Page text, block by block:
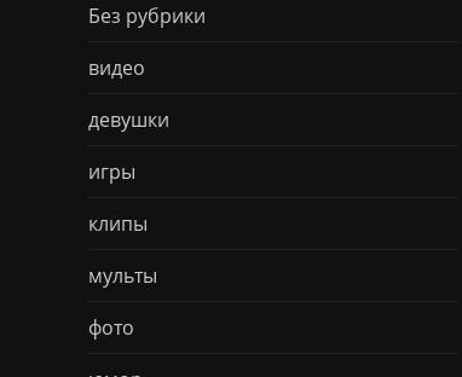
Без рубрики
видео
девушки
игры
клипы
мульты
фото